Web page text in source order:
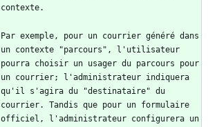
Par exemple, pour un courrier généré dans
un contexte "parcours", l'utilisateur
pourra choisir un usager du parcours pour
un courrier; l'administrateur indiquera
qu'il s'agira du "destinataire" du
courrier. Tandis que pour un formulaire
officiel, l'administrateur configurera un